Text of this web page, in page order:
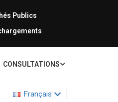
Publics
CONSULTATIONS
Français